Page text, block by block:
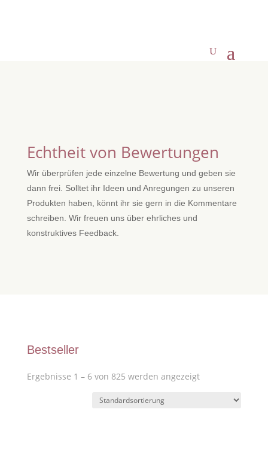
Echtheit von Bewertungen
Wir überprüfen jede einzelne Bewertung und geben sie
dann frei. Solltet ihr Ideen und Anregungen zu unseren
Produkten haben, könnt ihr sie gern in die Kommentare
schreiben. Wir freuen uns über ehrliches und
konstruktives Feedback.
Bestseller
Ergebnisse 1 – 6 von 825 werden angezeigt